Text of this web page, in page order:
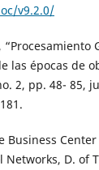
v9.2.0/
las épocas de
2, pp. 48- 85,
Business
Networks, D. of